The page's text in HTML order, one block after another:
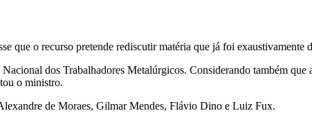
que o recurso pretende rediscutir matéria que já foi exaustivamente
dos Trabalhadores Metalúrgicos. Considerando também
o ministro.
de Moraes, Gilmar Mendes, Flávio Dino e Luiz Fux.